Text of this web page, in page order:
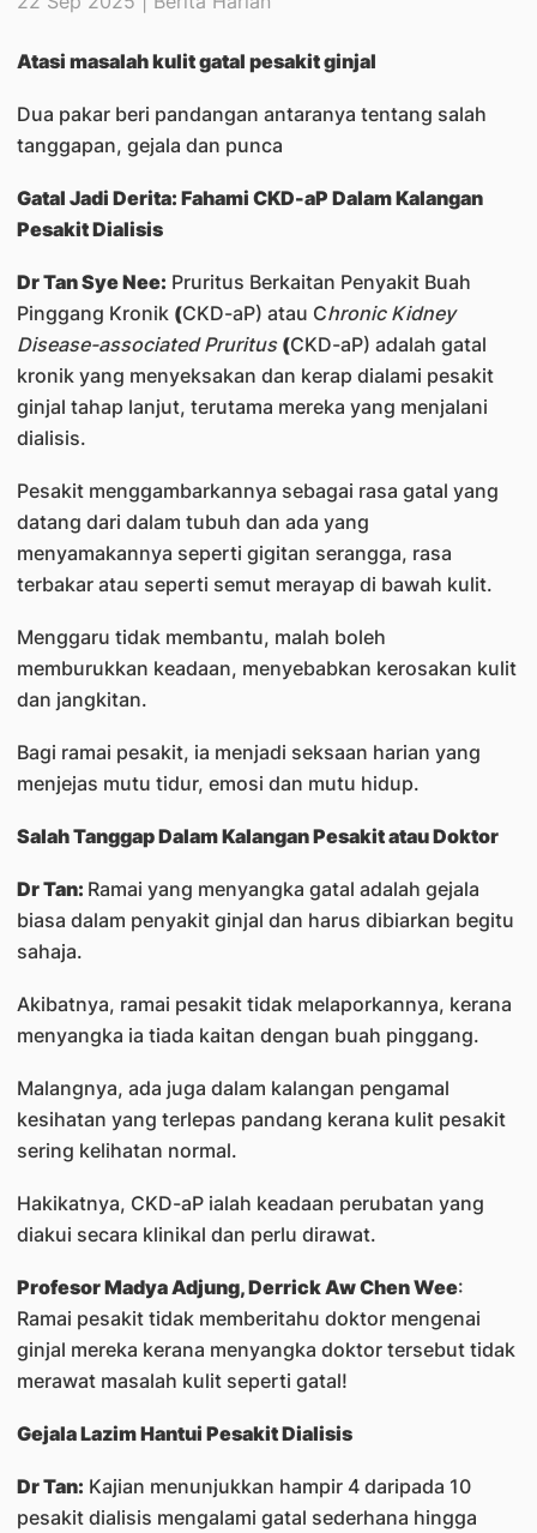
Atasi masalah kulit gatal pesakit ginjal
Dua pakar beri pandangan antaranya tentang salah
tanggapan, gejala dan punca
Gatal Jadi Derita: Fahami CKD-aP Dalam Kalangan
Pesakit Dialisis
Dr Tan Sye Nee: Pruritus Berkaitan Penyakit Buah
Pinggang Kronik (CKD-aP) atau Chronic Kidney
Disease-associated Pruritus (CKD-aP) adalah gatal
kronik yang menyeksakan dan kerap dialami pesakit
ginjal tahap lanjut, terutama mereka yang menjalani
dialisis.
Pesakit menggambarkannya sebagai rasa gatal yang
datang dari dalam tubuh dan ada yang
menyamakannya seperti gigitan serangga, rasa
terbakar atau seperti semut merayap di bawah kulit.
Menggaru tidak membantu, malah boleh
memburukkan keadaan, menyebabkan kerosakan kulit
dan jangkitan.
Bagi ramai pesakit, ia menjadi seksaan harian yang
menjejas mutu tidur, emosi dan mutu hidup.
Salah Tanggap Dalam Kalangan Pesakit atau Doktor
Dr Tan: Ramai yang menyangka gatal adalah gejala
biasa dalam penyakit ginjal dan harus dibiarkan begitu
sahaja.
Akibatnya, ramai pesakit tidak melaporkannya, kerana
menyangka ia tiada kaitan dengan buah pinggang.
Malangnya, ada juga dalam kalangan pengamal
kesihatan yang terlepas pandang kerana kulit pesakit
sering kelihatan normal.
Hakikatnya, CKD-aP ialah keadaan perubatan yang
diakui secara klinikal dan perlu dirawat.
Profesor Madya Adjung, Derrick Aw Chen Wee:
Ramai pesakit tidak memberitahu doktor mengenai
ginjal mereka kerana menyangka doktor tersebut tidak
merawat masalah kulit seperti gatal!
Gejala Lazim Hantui Pesakit Dialisis
Dr Tan: Kajian menunjukkan hampir 4 daripada 10
pesakit dialisis mengalami gatal sederhana hingga